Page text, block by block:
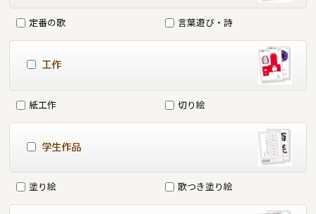
定番の歌 言葉遊び・詩
工作
紙工作 切り絵
学生作品
塗り絵 歌つき塗り絵